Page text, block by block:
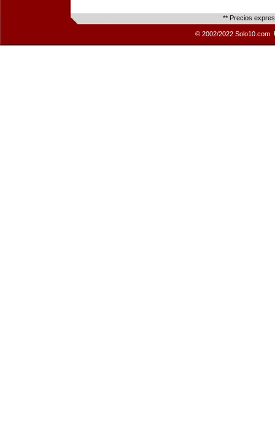
** Precios
© 2002/2022 Solo10.com